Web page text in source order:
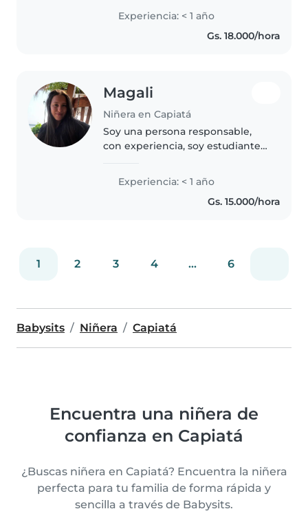
encanta trabajar con niños,
especialmente con niños en
edad preescolar. Tengo
Experiencia: < 1 año
Gs. 18.000/hora
Magali
Niñera en Capiatá
Soy una persona responsable,
con experiencia, soy estudiante
experiencia con niños y adultos
Experiencia: < 1 año
Gs. 15.000/hora
1 2 3 4 ... 6
Babysits Niñera Capiatá
Encuentra una niñera de
confianza en Capiatá
¿Buscas niñera en Capiatá? Encuentra la niñera
perfecta para tu familia de forma rápida y
sencilla a través de Babysits.